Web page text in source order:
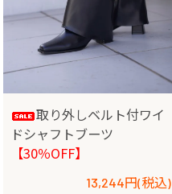
取り外しベルト付ワイ
ドシャフトブーツ
【30％OFF】
13,244円(税込)